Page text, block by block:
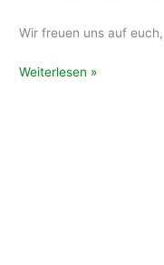
Wir freuen uns auf
Abschluss
Weiterlesen »